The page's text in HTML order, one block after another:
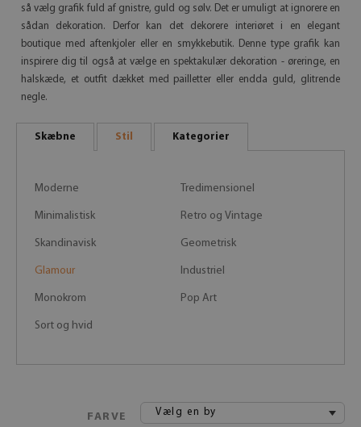
så vælg grafik fuld af gnistre, guld og sølv. Det er umuligt at ignorere en
sådan dekoration. Derfor kan det dekorere interiøret i en elegant
boutique med aftenkjoler eller en smykkebutik. Denne type grafik kan
inspirere dig til også at vælge en spektakulær dekoration - øreringe, en
halskæde, et outfit dækket med pailletter eller endda guld, glitrende
negle.
Skæbne Stil Kategorier
Moderne Tredimensionel
Minimalistisk Retro og Vintage
Skandinavisk Geometrisk
Glamour Industriel
Monokrom Pop Art
Sort og hvid
FARVE Vælg en by